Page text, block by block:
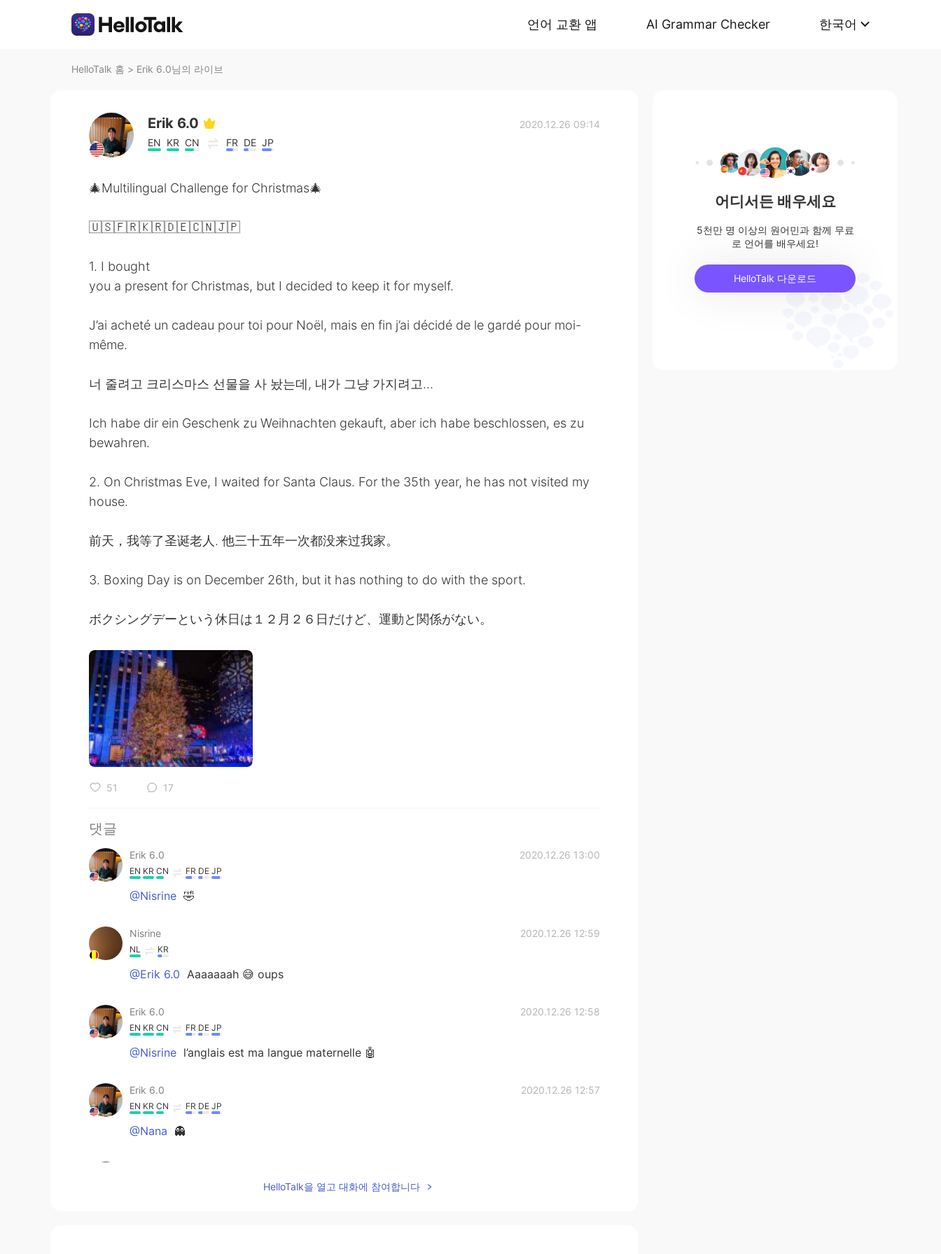
언어 교환 앱 AI Grammar Checker 한국어
HelloTalk 홈 > Erik 6.0님의 라이브
Erik 6.0
EN KR CN FR DE JP
2020.12.26 09:14
🎄Multilingual Challenge for Christmas🎄
🇺🇸🇫🇷🇰🇷🇩🇪🇨🇳🇯🇵
1. I bought
you a present for Christmas, but I decided to keep it for myself.
J’ai acheté un cadeau pour toi pour Noël, mais en fin j’ai décidé de le gardé pour moi-
même.
너 줄려고 크리스마스 선물을 사 놨는데, 내가 그냥 가지려고…
Ich habe dir ein Geschenk zu Weihnachten gekauft, aber ich habe beschlossen, es zu
bewahren.
2. On Christmas Eve, I waited for Santa Claus. For the 35th year, he has not visited my
house.
前天，我等了圣诞老人. 他三十五年一次都没来过我家。
3. Boxing Day is on December 26th, but it has nothing to do with the sport.
ボクシングデーという休日は１２月２６日だけど、運動と関係がない。
51 17
댓글
Erik 6.0 2020.12.26 13:00
EN KR CN FR DE JP
@Nisrine 🤣
Nisrine 2020.12.26 12:59
NL KR
@Erik 6.0 Aaaaaaah 😅 oups
Erik 6.0 2020.12.26 12:58
EN KR CN FR DE JP
@Nisrine l’anglais est ma langue maternelle 🤖
Erik 6.0 2020.12.26 12:57
EN KR CN FR DE JP
@Nana 👻
HelloTalk을 열고 대화에 참여합니다
어디서든 배우세요
5천만 명 이상의 원어민과 함께 무료
로 언어를 배우세요!
HelloTalk 다운로드